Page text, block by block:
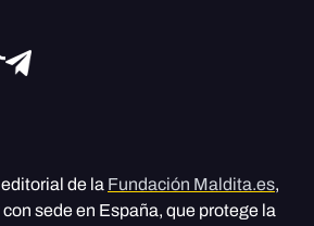
de la Fundación Maldita.es,
sede en España, que protege la